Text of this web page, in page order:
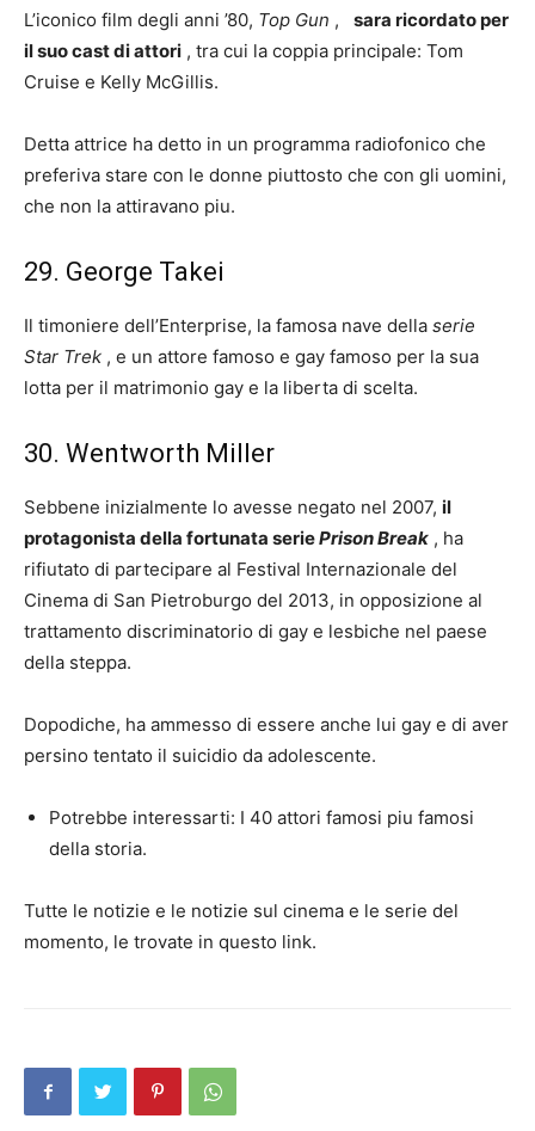
L’iconico film degli anni ’80, Top Gun , sara ricordato per
il suo cast di attori , tra cui la coppia principale: Tom
Cruise e Kelly McGillis.
Detta attrice ha detto in un programma radiofonico che
preferiva stare con le donne piuttosto che con gli uomini,
che non la attiravano piu.
29. George Takei
Il timoniere dell’Enterprise, la famosa nave della serie
Star Trek , e un attore famoso e gay famoso per la sua
lotta per il matrimonio gay e la liberta di scelta.
30. Wentworth Miller
Sebbene inizialmente lo avesse negato nel 2007, il
protagonista della fortunata seriePrison Break , ha
rifiutato di partecipare al Festival Internazionale del
Cinema di San Pietroburgo del 2013, in opposizione al
trattamento discriminatorio di gay e lesbiche nel paese
della steppa.
Dopodiche, ha ammesso di essere anche lui gay e di aver
persino tentato il suicidio da adolescente.
Potrebbe interessarti: I 40 attori famosi piu famosi
della storia.
Tutte le notizie e le notizie sul cinema e le serie del
momento, le trovate in questo link.